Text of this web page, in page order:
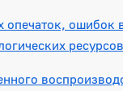
ошибок
ресурсов